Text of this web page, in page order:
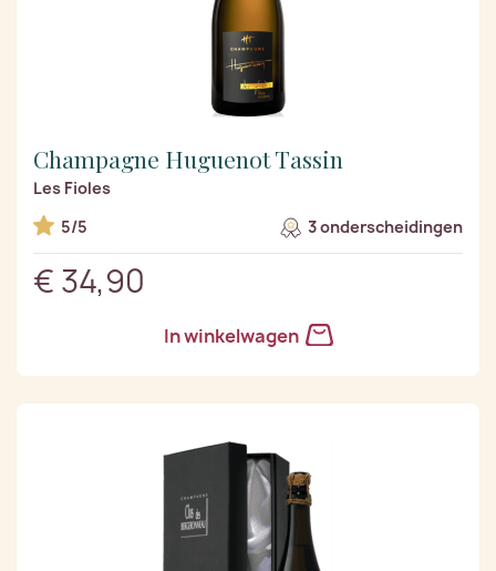
Champagne Huguenot Tassin
Les Fioles
5/5
3 onderscheidingen
€ 34,90
In winkelwagen